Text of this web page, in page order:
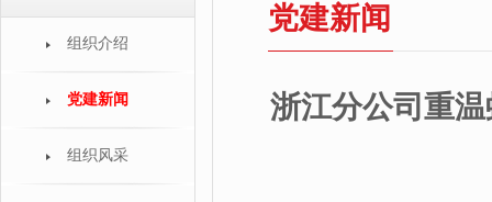
组织介绍
党建新闻
组织风采
党建新闻
浙江分公司重